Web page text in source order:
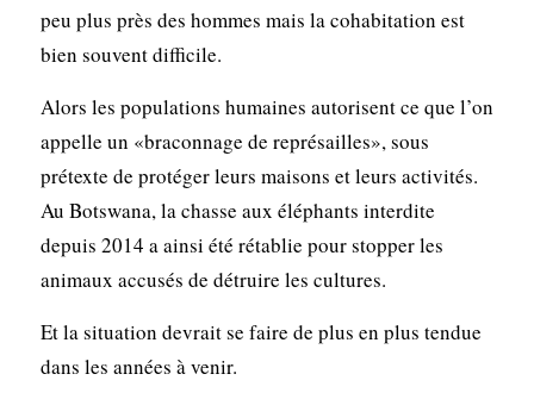
peu plus près des hommes mais la cohabitation est
bien souvent difficile.
Alors les populations humaines autorisent ce que l’on
appelle un «braconnage de représailles», sous
prétexte de protéger leurs maisons et leurs activités.
Au Botswana, la chasse aux éléphants interdite
depuis 2014 a ainsi été rétablie pour stopper les
animaux accusés de détruire les cultures.
Et la situation devrait se faire de plus en plus tendue
dans les années à venir.